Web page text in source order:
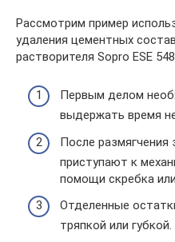
Рассмотрим пример
удаления цементных
растворителя Sopro ESE
Первым делом
выдержать время
После размягчения
приступают к
помощи скребка
Отделенные
тряпкой или губкой.